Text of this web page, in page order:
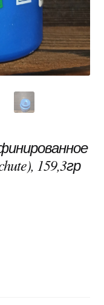
159,3гр